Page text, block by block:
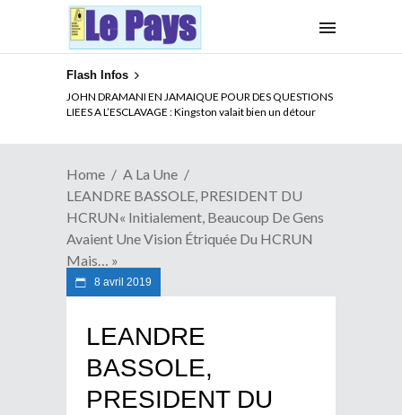
Flash Infos
JOHN DRAMANI EN JAMAIQUE POUR DES QUESTIONS
LIEES A L’ESCLAVAGE : Kingston valait bien un détour
ELECTION DE TALON A LA TETE DU SENAT BENINOIS :
Quand Patrice quitte le pouvoir sans partir !
Home
A La Une
LEANDRE BASSOLE, PRESIDENT DU
HCRUN« Initialement, Beaucoup De Gens
Avaient Une Vision Étriquée Du HCRUN
Mais… »
8 avril 2019
LEANDRE
BASSOLE,
PRESIDENT DU